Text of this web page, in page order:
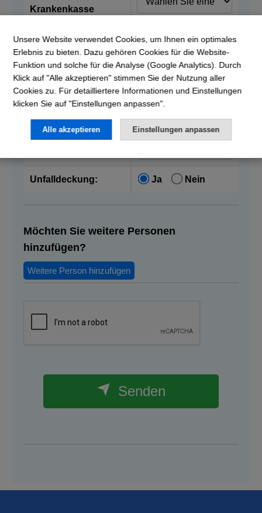
Krankenkasse
Vorname:
Nachname:
Unfalldeckung: Ja Nein
Möchten Sie weitere Personen
hinzufügen?
Weitere Person hinzufügen
Senden
Unsere Website verwendet Cookies, um Ihnen ein optimales
Erlebnis zu bieten. Dazu gehören Cookies für die Website-
Funktion und solche für die Analyse (Google Analytics). Durch
Klick auf "Alle akzeptieren" stimmen Sie der Nutzung aller
Cookies zu. Für detailliertere Informationen und Einstellungen
klicken Sie auf "Einstellungen anpassen".
Alle akzeptieren Einstellungen anpassen